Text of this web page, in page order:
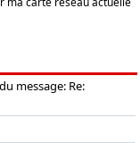
message: Re: